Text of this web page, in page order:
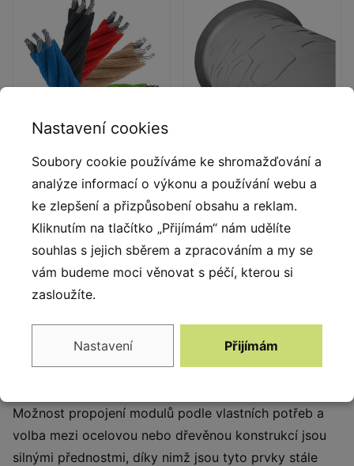
Lana s ocelovým
jádrem
Polypropylenová lana s
ocelovým jádrem
a průměrem 16 mm.
Trubky z LDPE
Rotačně tvarované trubky
z LDPE polyethylenu s
vnitřním průměrem 53,3 cm
a délkou 125 cm.
Někdy méně znamená více a to je přesně případ řady
SMART. Jednoduchá, ale odolná konstrukce a jemné
Možnost propojení modulů podle vlastních potřeb a
volba mezi ocelovou nebo dřevěnou konstrukcí jsou
silnými přednostmi, díky nimž jsou tyto prvky stále
Nastavení cookies
Soubory cookie používáme ke shromažďování a
analýze informací o výkonu a používání webu a
ke zlepšení a přizpůsobení obsahu a reklam.
Kliknutím na tlačítko „Přijímám“ nám udělíte
souhlas s jejich sběrem a zpracováním a my se
vám budeme moci věnovat s péčí, kterou si
zasloužíte.
Nastavení Přijímám